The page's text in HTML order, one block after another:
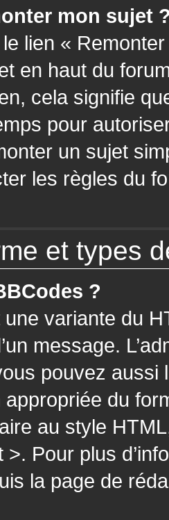
mon sujet
lien «
en haut du
cela signifie
pour
un sujet
les règles du
et types
?
variante du
message.
pouvez
appropriée du
au style
>. Pour plus
la page de